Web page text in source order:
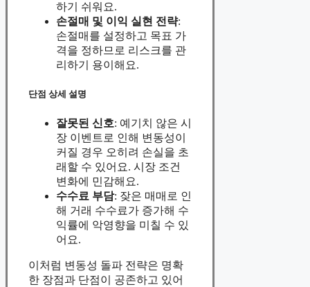
하기 쉬워요.
손절매 및 이익 실현 전략:
손절매를 설정하고 목표 가
격을 정하므로 리스크를 관
리하기 용이해요.
단점 상세 설명
잘못된 신호: 예기치 않은 시
장 이벤트로 인해 변동성이
커질 경우 오히려 손실을 초
래할 수 있어요. 시장 조건
변화에 민감해요.
수수료 부담: 잦은 매매로 인
해 거래 수수료가 증가해 수
익률에 악영향을 미칠 수 있
어요.
이처럼 변동성 돌파 전략은 명확
한 장점과 단점이 공존하고 있어